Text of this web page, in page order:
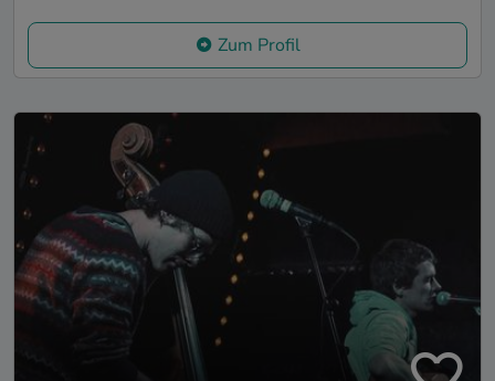
Zum Profil